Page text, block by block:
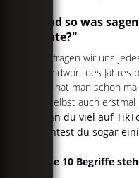
"Und so was
heute?"
Das fragen wir uns
Jugendwort des
paar hat man schon
wir selbst auch
Wenn du viel auf
könntest du sogar
Diese 10 Begriffe